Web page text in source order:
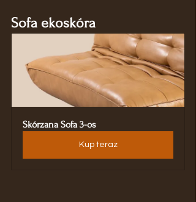
Sofa ekoskóra
Skórzana Sofa 3-os
Kup teraz